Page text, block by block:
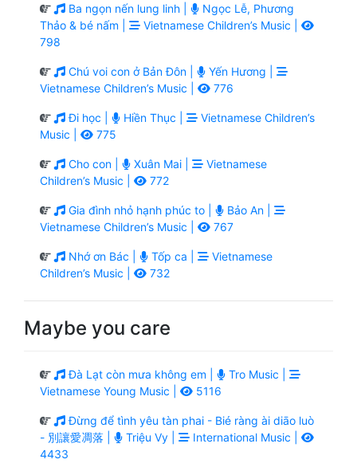
Ba ngọn nến lung linh |
Ngọc Lễ, Phương
Thảo & bé nấm |
Vietnamese Children’s Music |
798
Chú voi con ở Bản Đôn |
Yến Hương |
Vietnamese Children’s Music |
776
Đi học | Hiền Thục |
Vietnamese Children’s
Music |
775
Cho con | Xuân Mai |
Vietnamese
Children’s Music |
772
Gia đình nhỏ hạnh phúc to |
Bảo An |
Vietnamese Children’s Music |
767
Nhớ ơn Bác | Tốp ca |
Vietnamese
Children’s Music |
732
Maybe you care
Đà Lạt còn mưa không em |
Tro Music |
Vietnamese Young Music |
5116
Đừng để tình yêu tàn phai - Bié ràng ài diāo luò
- 別讓愛凋落 |
Triệu Vy |
International Music |
4433